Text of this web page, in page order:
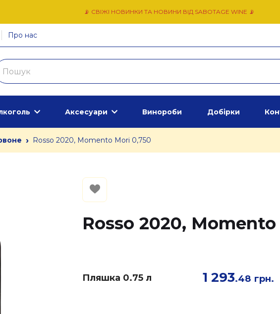
📡 СВІЖІ НОВИНКИ ТА НОВИНИ ВІД SABOTAGE WINE 📡
Про нас
Аксесуари Винороби Добірки
› Rosso 2020, Momento Mori 0,750
Rosso 2020,
Пляшка 0.75 л 1 293.48 грн.